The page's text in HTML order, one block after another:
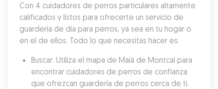
Con 4 cuidadores de perros particulares altamente
calificados y listos para ofrecerte un servicio de
guardería de día para perros, ya sea en tu hogar o
en el de ellos. Todo lo que necesitas hacer es:
Buscar: Utiliza el mapa de Maià de Montcal para
encontrar cuidadores de perros de confianza
que ofrezcan guardería de perros cerca de ti.